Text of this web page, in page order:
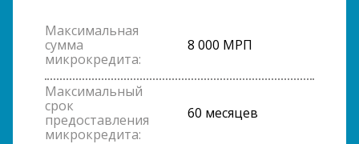
Максимальная
сумма
микрокредита:
8 000 МРП
Максимальный
срок
предоставления
микрокредита:
60 месяцев